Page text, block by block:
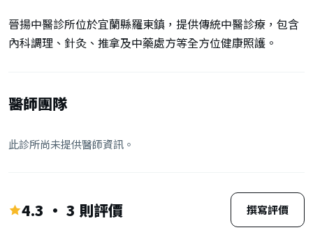
晉揚中醫診所位於宜蘭縣羅東鎮，提供傳統中醫診療，包含
內科調理、針灸、推拿及中藥處方等全方位健康照護。
醫師團隊
此診所尚未提供醫師資訊。
4.3 · 3 則評價 撰寫評價